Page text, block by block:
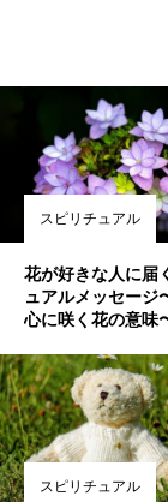
スピリチュアル
花が好きな人に届
ュアルメッセージ
心に咲く花の意味
スピリチュアル